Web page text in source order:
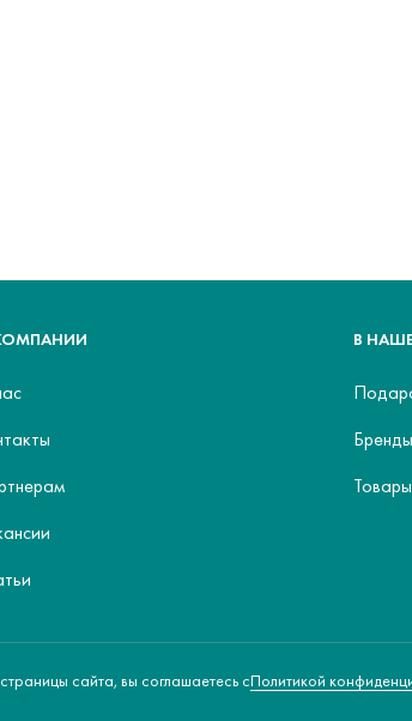
В
Бренды
Политика обработки
сайта, вы соглашаетесь сПолитикой